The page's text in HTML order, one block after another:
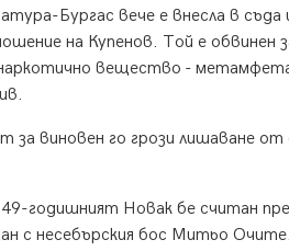
Бургас вече е внесла в съда
на Купенов. Той е обвинен
вещество -
за виновен го грози лишаване
годишният Новак бе считан
с несебърския бос Митьо